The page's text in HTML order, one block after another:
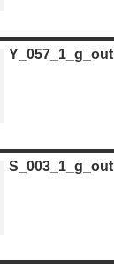
Y_057_1_g_out
S_003_1_g_out